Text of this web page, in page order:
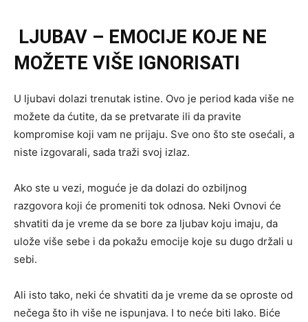
LJUBAV – EMOCIJE KOJE NE
MOŽETE VIŠE IGNORISATI
U ljubavi dolazi trenutak istine. Ovo je period kada više ne
možete da ćutite, da se pretvarate ili da pravite
kompromise koji vam ne prijaju. Sve ono što ste osećali, a
niste izgovarali, sada traži svoj izlaz.
Ako ste u vezi, moguće je da dolazi do ozbiljnog
razgovora koji će promeniti tok odnosa. Neki Ovnovi će
shvatiti da je vreme da se bore za ljubav koju imaju, da
ulože više sebe i da pokažu emocije koje su dugo držali u
sebi.
Ali isto tako, neki će shvatiti da je vreme da se oproste od
nečega što ih više ne ispunjava. I to neće biti lako. Biće